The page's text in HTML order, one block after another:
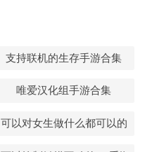
支持联机的生存手游合集
唯爱汉化组手游合集
可以对女生做什么都可以的手